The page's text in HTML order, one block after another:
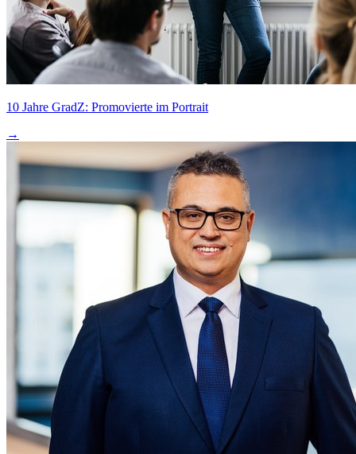
10 Jahre GradZ: Promovierte im Portrait
→